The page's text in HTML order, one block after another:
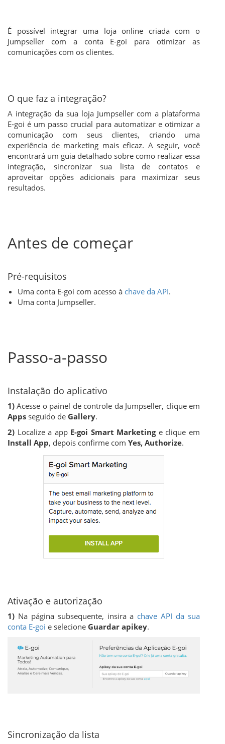
É possível integrar uma loja online criada com o
Jumpseller com a conta E-goi para otimizar as
comunicações com os clientes.
O que faz a integração?
A integração da sua loja Jumpseller com a plataforma
E-goi é um passo crucial para automatizar e otimizar a
comunicação com seus clientes, criando uma
experiência de marketing mais eficaz. A seguir, você
encontrará um guia detalhado sobre como realizar essa
integração, sincronizar sua lista de contatos e
aproveitar opções adicionais para maximizar seus
resultados.
Antes de começar
Pré-requisitos
Uma conta E-goi com acesso à chave da API.
Uma conta Jumpseller.
Passo-a-passo
Instalação do aplicativo
1)Acesse o painel de controle da Jumpseller, clique em
Apps seguido de Gallery.
2) Localize a app E-goi Smart Marketinge clique em
Install App, depois confirme com Yes, Authorize.
Ativação e autorização
1) Na página subsequente, insira a chave API da sua
conta E-goi e selecione Guardar apikey.
Sincronização da lista